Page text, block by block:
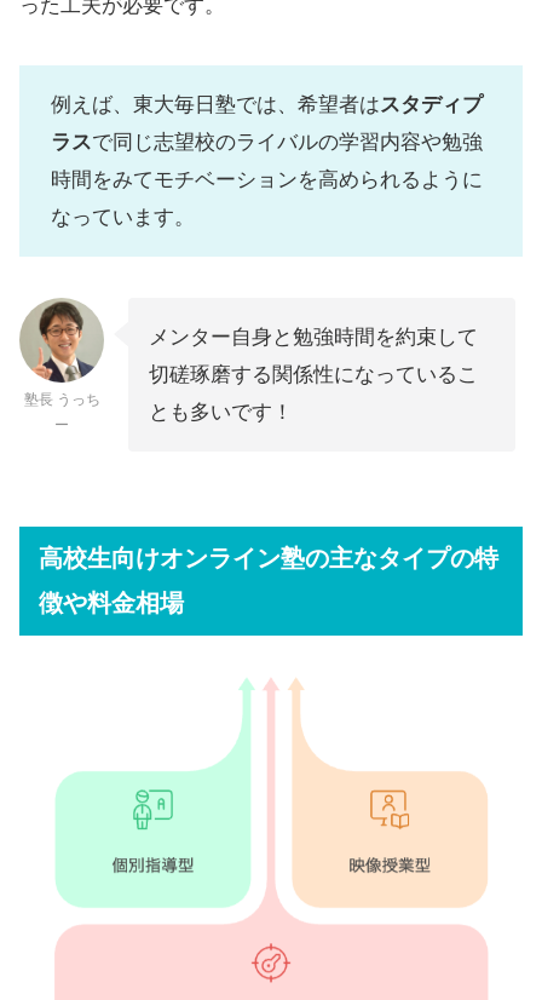
った工夫が必要です。
例えば、東大毎日塾では、希望者はスタディプ
ラスで同じ志望校のライバルの学習内容や勉強
時間をみてモチベーションを高められるように
なっています。
塾長 うっち
ー
メンター自身と勉強時間を約束して
切磋琢磨する関係性になっているこ
とも多いです！
高校生向けオンライン塾の主なタイプの特
徴や料金相場